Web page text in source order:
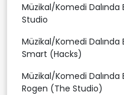
Müzikal/Komedi Dalında
Studio
Müzikal/Komedi Dalında
Smart (Hacks)
Müzikal/Komedi Dalında
Rogen (The Studio)